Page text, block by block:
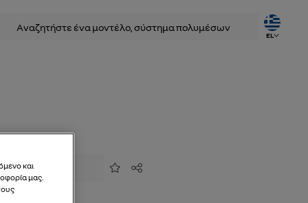
EL
Προσθήκη στα αγαπημένα
Κοινή χρήση
και
μας.